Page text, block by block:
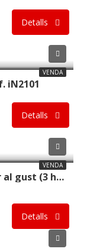
Detalls
VENDA
iN2101
Detalls
VENDA
Casa de poble a Oliana per acabar al gust (3 habitatges) Ref. iC2105
Detalls